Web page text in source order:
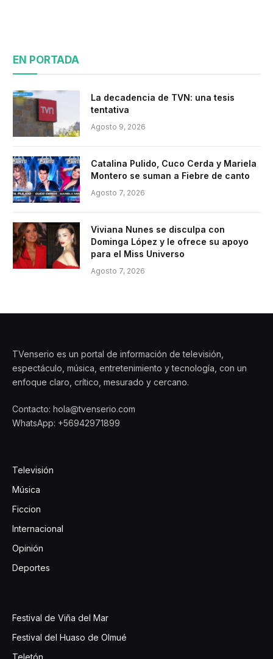
EN PORTADA
La decadencia de TVN: una tesis
tentativa
Agosto 9, 2026
Catalina Pulido, Cuco Cerda y Mariela
Montero se suman a Fiebre de canto
Agosto 7, 2026
Viviana Nunes se disculpa con
Dominga López y le ofrece su apoyo
para el Miss Universo
Agosto 7, 2026
TVenserio es un portal de información de televisión,
espectáculo, música, entretenimiento y tecnología, con un
enfoque claro, crítico, mesurado y cercano.
Contacto: hola@tvenserio.com
WhatsApp: +56942971899
Televisión
Música
Ficcion
Internacional
Opinión
Deportes
Festival de Viña del Mar
Festival del Huaso de Olmué
Teletón